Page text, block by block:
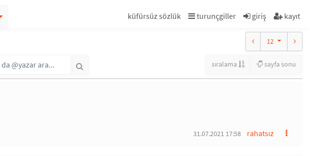
küfürsüz sözlük turunçgiller giriş kayıt
12
sıralama sayfa sonu
rahatsız
31.07.2021 17:58